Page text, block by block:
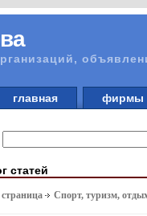
главная
статей
Спорт, туризм,